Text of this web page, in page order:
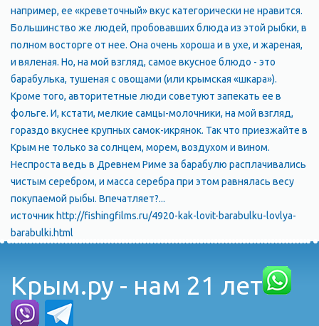
например, ее «креветочный» вкус категорически не нравится.
Большинство же людей, пробовавших блюда из этой рыбки, в
полном восторге от нее. Она очень хороша и в ухе, и жареная,
и вяленая. Но, на мой взгляд, самое вкусное блюдо - это
барабулька, тушеная с овощами (или крымская «шкара»).
Кроме того, авторитетные люди советуют запекать ее в
фольге. И, кстати, мелкие самцы-молочники, на мой взгляд,
гораздо вкуснее крупных самок-икрянок. Так что приезжайте в
Крым не только за солнцем, морем, воздухом и вином.
Неспроста ведь в Древнем Риме за барабулю расплачивались
чистым серебром, и масса серебра при этом равнялась весу
покупаемой рыбы. Впечатляет?...
источник http://fishingfilms.ru/4920-kak-lovit-barabulku-lovlya-
barabulki.html
Крым.ру - нам 21 лет